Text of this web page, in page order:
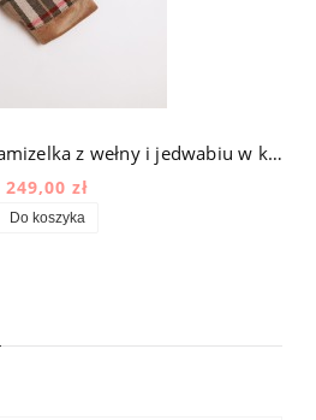
Aura Classic – szelki kamizelka z wełny i jedwabiu w kolorze brązowym (Kratka)
249,00 zł
Do koszyka